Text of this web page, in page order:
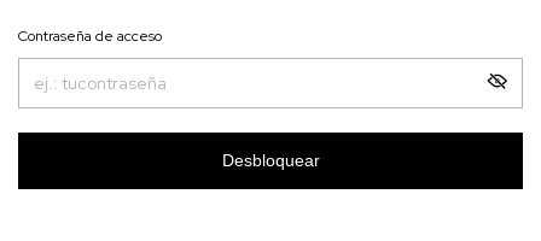
Contraseña de acceso
Desbloquear